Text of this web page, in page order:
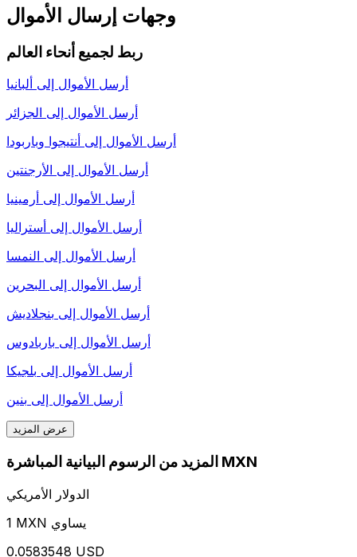
وجهات إرسال الأموال
ربط لجميع أنحاء العالم
أرسل الأموال إلى ألبانيا
أرسل الأموال إلى الجزائر
أرسل الأموال إلى أنتيجوا وباربودا
أرسل الأموال إلى الأرجنتين
أرسل الأموال إلى أرمينيا
أرسل الأموال إلى أستراليا
أرسل الأموال إلى النمسا
أرسل الأموال إلى البحرين
أرسل الأموال إلى بنجلاديش
أرسل الأموال إلى باربادوس
أرسل الأموال إلى بلجيكا
أرسل الأموال إلى بنين
عرض المزيد
المزيد من الرسوم البيانية المباشرة MXN
الدولار الأمريكي
1 MXN يساوي
0.0583548 USD